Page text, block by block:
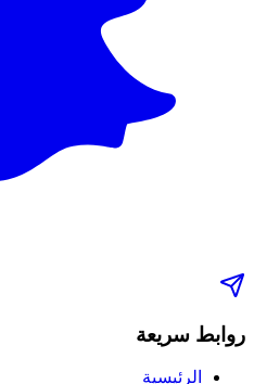
روابط سريعة
الرئيسية